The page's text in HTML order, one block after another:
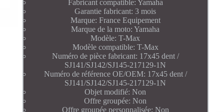
Fabricant compatible: Yamaha
Garantie fabricant: 3 mois
Marque: France Equipement
Marque de la moto: Yamaha
Modèle: T-Max
Modèle compatible: T-Max
Numéro de pièce fabricant: 17x45 dent /
SJ141/SJ142/SJ145-217129-1N
Numéro de référence OE/OEM: 17x45 dent /
SJ141/SJ142/SJ145-217129-1N
Objet modifié: Non
Offre groupée: Non
Offre groupée personnalisée: Non